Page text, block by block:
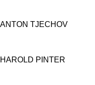
ANTON TJECHOV
HAROLD PINTER